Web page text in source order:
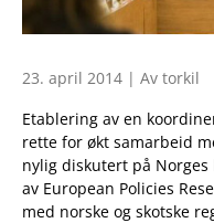
23. april 2014 | Av torkil
Etablering av en
rette for økt samarbeid
nylig diskutert på
av European Policies
med norske og skotske